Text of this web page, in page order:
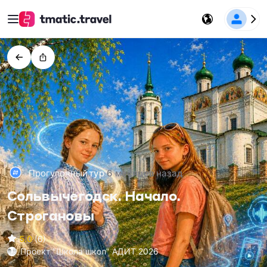
Прогулочныйтур6 месяцев назад
Сольвычегодск. Начало.
Строгановы
5.0 (6)
Проект "Школа школ" АДИТ 2026